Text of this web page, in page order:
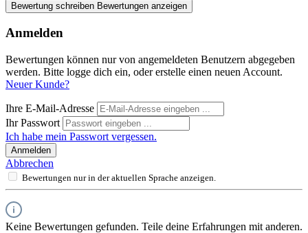
Bewertung schreiben Bewertungen anzeigen
Anmelden
Bewertungen können nur von angemeldeten Benutzern abgegeben
werden. Bitte logge dich ein, oder erstelle einen neuen Account.
Neuer Kunde?
Ihre E-Mail-Adresse
Ihr Passwort
Ich habe mein Passwort vergessen.
Anmelden
Abbrechen
Bewertungen nur in der aktuellen Sprache anzeigen.
Keine Bewertungen gefunden. Teile deine Erfahrungen mit anderen.